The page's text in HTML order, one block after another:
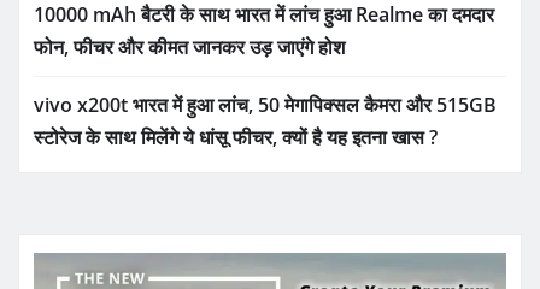
10000 mAh बैटरी के साथ भारत में लांच हुआ Realme का दमदार
फोन, फीचर और कीमत जानकर उड़ जाएंगे होश
vivo x200t भारत में हुआ लांच, 50 मेगापिक्सल कैमरा और 515GB
स्टोरेज के साथ मिलेंगे ये धांसू फीचर, क्यों है यह इतना खास ?